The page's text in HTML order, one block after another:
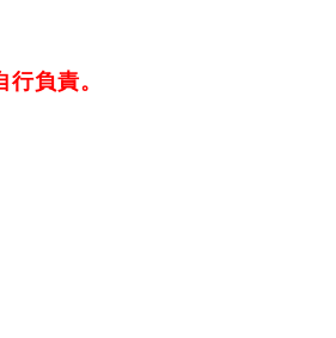
負責。